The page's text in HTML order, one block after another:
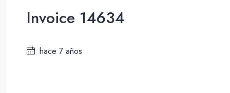
Invoice 14634
hace 7 años